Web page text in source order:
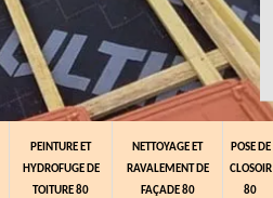
PEINTURE ET
HYDROFUGE DE
TOITURE 80
NETTOYAGE ET
RAVALEMENT DE
FAÇADE 80
POSE DE
CLOSOIR
80